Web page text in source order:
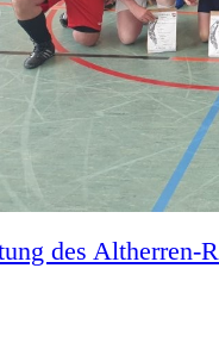
des Altherren-